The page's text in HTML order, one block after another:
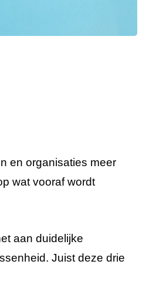
en organisaties meer
wat vooraf wordt
aan duidelijke
Juist deze drie